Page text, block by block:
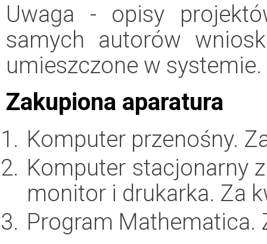
Uwaga - opisy
samych autorów
umieszczone w systemie.
Zakupiona aparatura
Komputer przenośny.
Komputer stacjonarny
monitor i drukarka. Za
Program Mathematica.